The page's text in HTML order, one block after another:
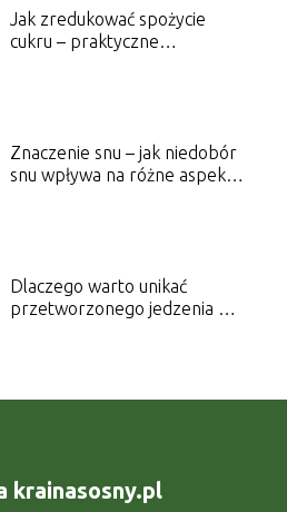
Jak zredukować spożycie
cukru – praktyczne
Znaczenie snu – jak niedobór
snu wpływa na różne aspekty
Dlaczego warto unikać
przetworzonego jedzenia –
krainasosny.pl